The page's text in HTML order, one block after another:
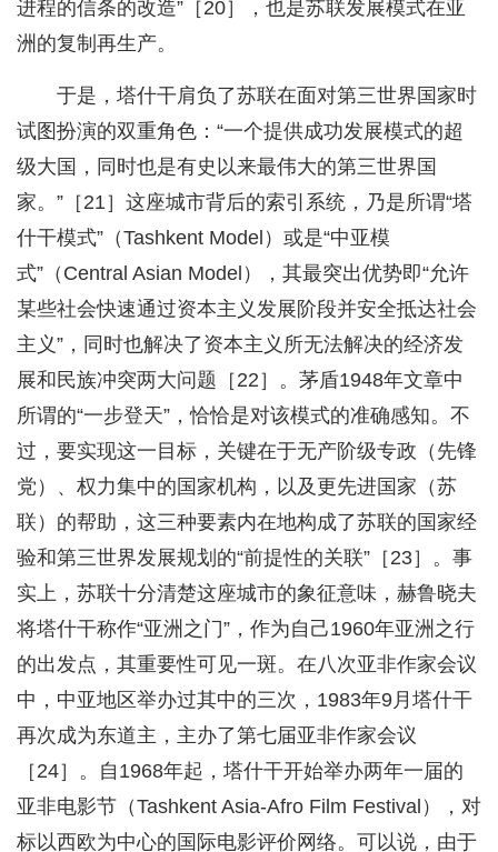
进程的信条的改造”［20］，也是苏联发展模式在亚
洲的复制再生产。
于是，塔什干肩负了苏联在面对第三世界国家时
试图扮演的双重角色：“一个提供成功发展模式的超
级大国，同时也是有史以来最伟大的第三世界国
家。”［21］这座城市背后的索引系统，乃是所谓“塔
什干模式”（Tashkent Model）或是“中亚模
式”（Central Asian Model），其最突出优势即“允许
某些社会快速通过资本主义发展阶段并安全抵达社会
主义”，同时也解决了资本主义所无法解决的经济发
展和民族冲突两大问题［22］。茅盾1948年文章中
所谓的“一步登天”，恰恰是对该模式的准确感知。不
过，要实现这一目标，关键在于无产阶级专政（先锋
党）、权力集中的国家机构，以及更先进国家（苏
联）的帮助，这三种要素内在地构成了苏联的国家经
验和第三世界发展规划的“前提性的关联”［23］。事
实上，苏联十分清楚这座城市的象征意味，赫鲁晓夫
将塔什干称作“亚洲之门”，作为自己1960年亚洲之行
的出发点，其重要性可见一斑。在八次亚非作家会议
中，中亚地区举办过其中的三次，1983年9月塔什干
再次成为东道主，主办了第七届亚非作家会议
［24］。自1968年起，塔什干开始举办两年一届的
亚非电影节（Tashkent Asia-Afro Film Festival），对
标以西欧为中心的国际电影评价网络。可以说，由于